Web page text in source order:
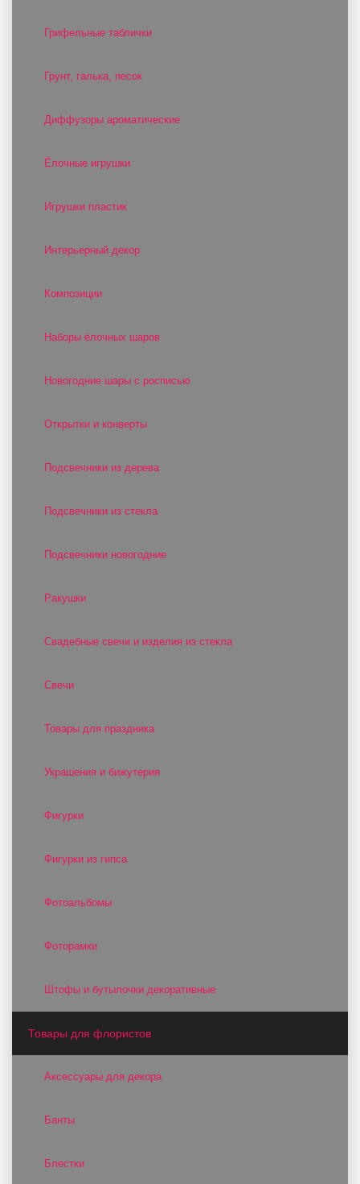
Грифельные таблички
Грунт, галька, песок
Диффузоры ароматические
Ёлочные игрушки
Игрушки пластик
Интерьерный декор
Композиции
Наборы ёлочных шаров
Новогодние шары с росписью
Открытки и конверты
Подсвечники из дерева
Подсвечники из стекла
Подсвечники новогодние
Ракушки
Свадебные свечи и изделия из стекла
Свечи
Товары для праздника
Украшения и бижутерия
Фигурки
Фигурки из гипса
Фотоальбомы
Фоторамки
Штофы и бутылочки декоративные
Товары для флористов
Аксессуары для декора
Банты
Блестки